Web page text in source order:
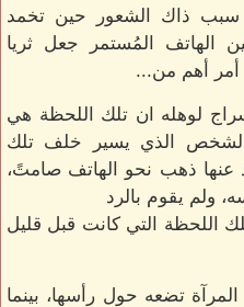
سبب ذاك الشعور حين تخمد
الهاتف المُستمر جعل ثريا
أمر أهم من...
لوهله ان تلك اللحظة هي
الذي يسير خلف تلك
عنها ذهب نحو الهاتف صامتً،
ولم يقوم بالرد
اللحظة التي كانت قبل قليل
تضعه حول رأسها، بينما